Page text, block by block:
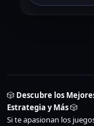
🎲 Descubre los
Estrategia y Más🎲
Si te apasionan los